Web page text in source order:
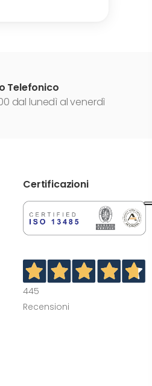
Telefonico
dal lunedì al venerdì
Certificazioni
445
Recensioni